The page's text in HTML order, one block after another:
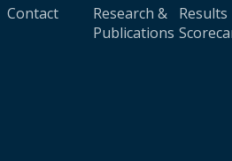
Contact
Research &
Publications
Results